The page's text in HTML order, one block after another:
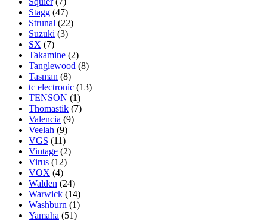
Stagg (47)
Strunal (22)
Suzuki (3)
SX (7)
Takamine (2)
Tanglewood (8)
Tasman (8)
tc electronic (13)
TENSON (1)
Thomastik (7)
Valencia (9)
Veelah (9)
VGS (11)
Vintage (2)
Virus (12)
VOX (4)
Walden (24)
Warwick (14)
Washburn (1)
Yamaha (51)